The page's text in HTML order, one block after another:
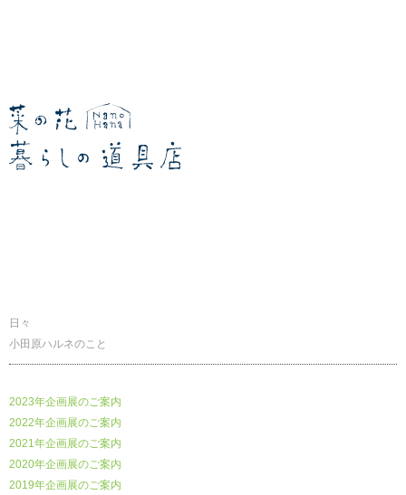
日々
小田原ハルネのこと
2023年企画展のご案内
2022年企画展のご案内
2021年企画展のご案内
2020年企画展のご案内
2019年企画展のご案内